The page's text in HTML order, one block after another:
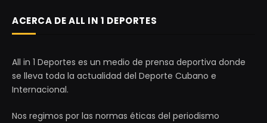
ACERCA DE ALL IN 1 DEPORTES
All in 1 Deportes es un medio de prensa deportiva donde
se lleva toda la actualidad del Deporte Cubano e
Internacional.
Nos regimos por las normas éticas del periodismo